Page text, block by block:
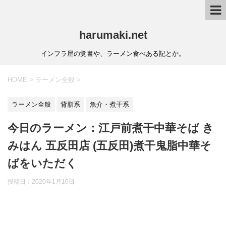
harumaki.net
インフラ屋の覚書や、ラーメン食べある記とか。
HOME > ラーメン全般 >
ラーメン全般 背脂系 魚介・煮干系
今日のラーメン：江戸前煮干中華そば き
みはん 五反田店 (五反田)煮干鬼脂中華そ
ばをいただく
投稿日：2020年1月16日